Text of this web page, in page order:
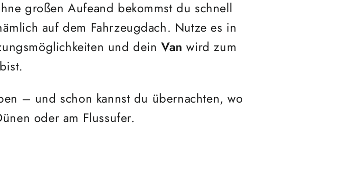
großen Aufeand bekommst du schnell
auf dem Fahrzeugdach. Nutze es in
und deinVan wird zum
– und schon kannst du übernachten, wo
oder am Flussufer.